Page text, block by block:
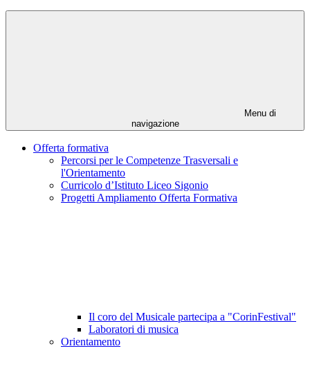
Menu di
navigazione
Offerta formativa
Percorsi per le Competenze Trasversali e
l'Orientamento
Curricolo d’Istituto Liceo Sigonio
Progetti Ampliamento Offerta Formativa
Il coro del Musicale partecipa a "CorinFestival"
Laboratori di musica
Orientamento